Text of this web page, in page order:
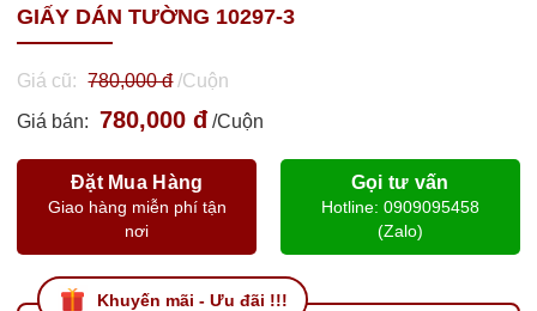
GIẤY DÁN TƯỜNG 10297-3
Giá cũ: 780,000 đ/Cuộn
Giá bán:
780,000 đ /Cuộn
Đặt Mua Hàng
Giao hàng miễn phí tận
nơi
Gọi tư vấn
Hotline: 0909095458
(Zalo)
Khuyến mãi - Ưu đãi !!!